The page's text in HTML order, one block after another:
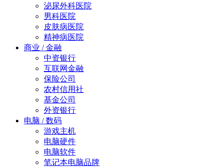
泌尿外科医院
男科医院
皮肤病医院
精神病医院
商业 / 金融
中资银行
互联网金融
保险公司
农村信用社
基金公司
外资银行
电脑 / 数码
游戏主机
电脑硬件
电脑软件
笔记本电脑品牌